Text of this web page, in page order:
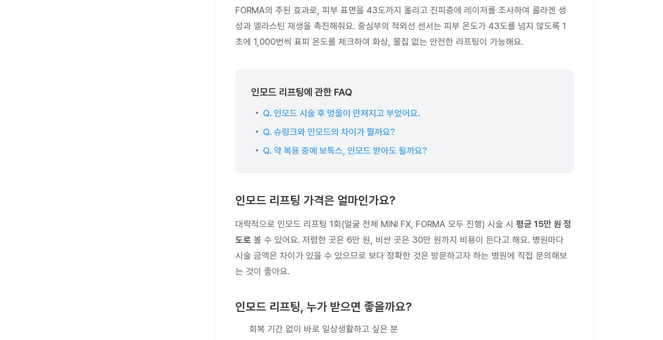
FORMA의 주된 효과로, 피부 표면을 43도까지 올리고 진피층에 레이저를 조사하여 콜라겐 생
성과 엘라스틴 재생을 촉진해줘요. 중심부의 적외선 센서는 피부 온도가 43도를 넘지 않도록 1
초에 1,000번씩 표피 온도를 체크하여 화상, 물집 없는 안전한 리프팅이 가능해요.
인모드 리프팅에 관한 FAQ
Q. 인모드 시술 후 멍울이 만져지고 부었어요.
Q. 슈링크와 인모드의 차이가 뭘까요?
Q. 약 복용 중에 보톡스, 인모드 받아도 될까요?
인모드 리프팅 가격은 얼마인가요?
대략적으로 인모드 리프팅 1회(얼굴 전체 MINI FX, FORMA 모두 진행) 시술 시 평균 15만 원 정
도로 볼 수 있어요. 저렴한 곳은 6만 원, 비싼 곳은 30만 원까지 비용이 든다고 해요. 병원마다
시술 금액은 차이가 있을 수 있으므로 보다 정확한 것은 방문하고자 하는 병원에 직접 문의해보
는 것이 좋아요.
인모드 리프팅, 누가 받으면 좋을까요?
회복 기간 없이 바로 일상생활하고 싶은 분